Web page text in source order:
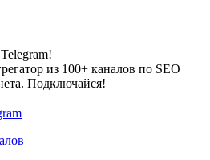
из 100+ каналов по SEO
Подключайся!